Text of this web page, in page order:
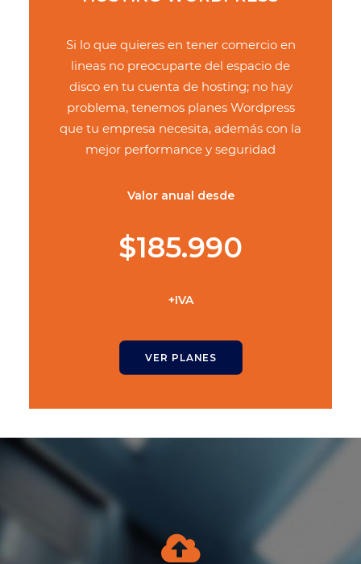
Si lo que quieres en tener comercio en
lineas no preocuparte del espacio de
disco en tu cuenta de hosting; no hay
problema, tenemos planes Wordpress
que tu empresa necesita, además con la
mejor performance y seguridad
Valor anual desde
$185.990
+IVA
VER PLANES